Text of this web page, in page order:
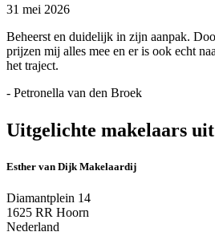
31 mei 2026
Beheerst en duidelijk in zijn aanpak.
prijzen mij alles mee en er is ook echt
het traject.
- Petronella van den Broek
Uitgelichte makelaars
Esther van Dijk Makelaardij
Diamantplein 14
1625 RR Hoorn
Nederland